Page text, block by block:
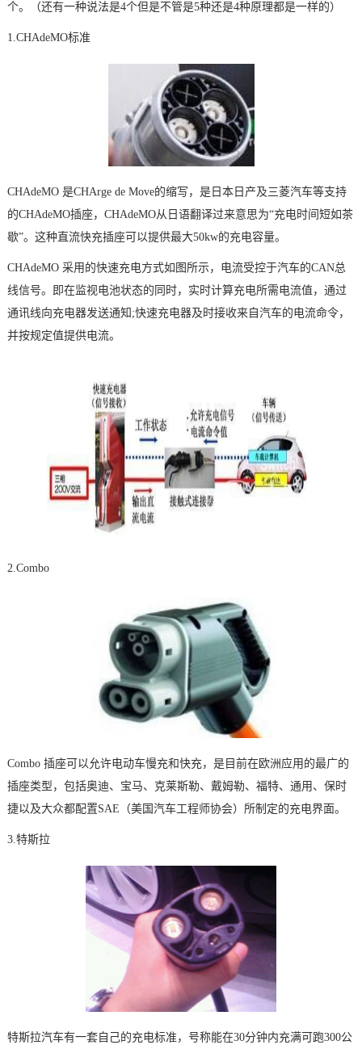
个。（还有一种说法是4个但是不管是5种还是4种原理都是一样的）
1.CHAdeMO标准
CHAdeMO 是CHArge de Move的缩写，是日本日产及三菱汽车等支持
的CHAdeMO插座，CHAdeMO从日语翻译过来意思为“充电时间短如茶
歇”。这种直流快充插座可以提供最大50kw的充电容量。
CHAdeMO 采用的快速充电方式如图所示，电流受控于汽车的CAN总
线信号。即在监视电池状态的同时，实时计算充电所需电流值，通过
通讯线向充电器发送通知;快速充电器及时接收来自汽车的电流命令，
并按规定值提供电流。
2.Combo
Combo 插座可以允许电动车慢充和快充，是目前在欧洲应用的最广的
插座类型，包括奥迪、宝马、克莱斯勒、戴姆勒、福特、通用、保时
捷以及大众都配置SAE （美国汽车工程师协会）所制定的充电界面。
3.特斯拉
特斯拉汽车有一套自己的充电标准，号称能在30分钟内充满可跑300公